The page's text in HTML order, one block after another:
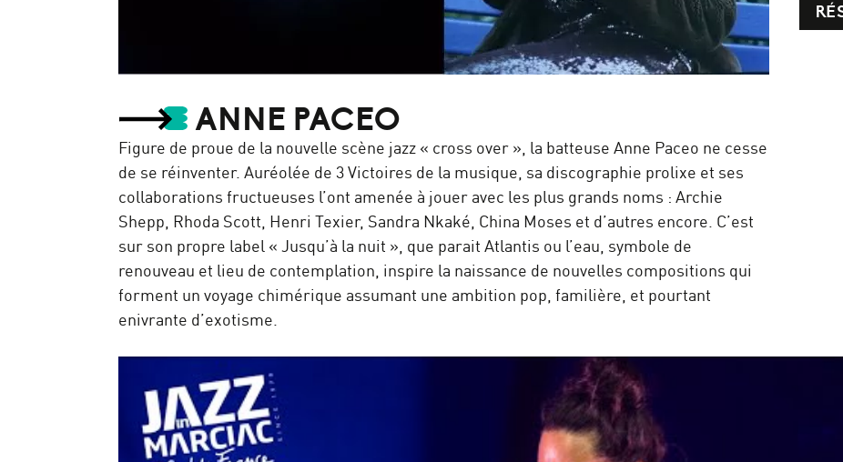
ANNE PACEO
Figure de proue de la nouvelle scène jazz « cross over », la batteuse Anne Paceo ne cesse
de se réinventer. Auréolée de 3 Victoires de la musique, sa discographie prolixe et ses
collaborations fructueuses l’ont amenée à jouer avec les plus grands noms : Archie
Shepp, Rhoda Scott, Henri Texier, Sandra Nkaké, China Moses et d’autres encore. C’est
sur son propre label « Jusqu’à la nuit », que parait Atlantis ou l’eau, symbole de
renouveau et lieu de contemplation, inspire la naissance de nouvelles compositions qui
forment un voyage chimérique assumant une ambition pop, familière, et pourtant
enivrante d’exotisme.